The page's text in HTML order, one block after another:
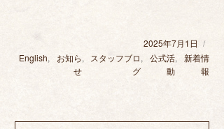
投
稿
2025年7月1日
カ
English,
お知ら
せ
,
スタッフブロ
グ
,
公式活
動
,
新着情
報